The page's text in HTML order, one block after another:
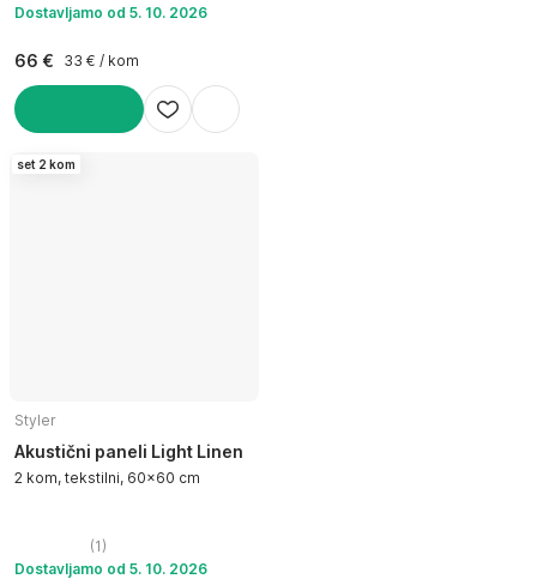
Dostavljamo od 5. 10. 2026
66 € 33 € / kom
set 2 kom
Styler
Akustični paneli Light Linen
2 kom, tekstilni, 60x60 cm
(1 )
Dostavljamo od 5. 10. 2026